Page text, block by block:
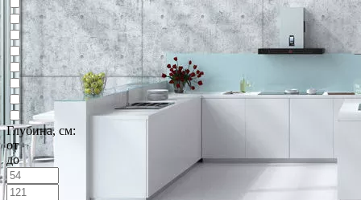
Глубина, см:
от
до